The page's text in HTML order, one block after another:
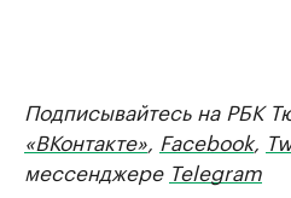
Подписывайтесь на РБК
«ВКонтакте» Facebook,
мессенджере Telegram